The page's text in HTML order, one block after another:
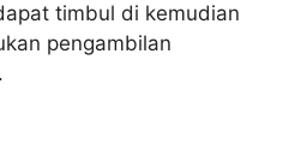
timbul di kemudian
pengambilan